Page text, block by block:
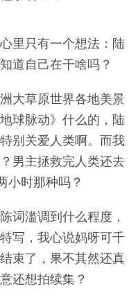
里只有一个想法：陆
道自己在干啥吗？
大草原世界各地美景
球脉动》什么的，陆
别关爱人类啊。而我
男主拯救完人类还去
小时那种吗？
词滥调到什么程度，
写，我心说妈呀可千
束了，果不其然还真
还想拍续集？